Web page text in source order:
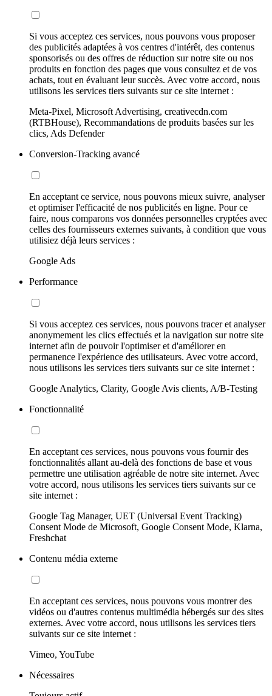
Si vous acceptez ces services, nous pouvons vous proposer
des publicités adaptées à vos centres d'intérêt, des contenus
sponsorisés ou des offres de réduction sur notre site ou nos
produits en fonction des pages que vous consultez et de vos
achats, tout en évaluant leur succès. Avec votre accord, nous
utilisons les services tiers suivants sur ce site internet :
Meta-Pixel, Microsoft Advertising, creativecdn.com
(RTBHouse), Recommandations de produits basées sur les
clics, Ads Defender
Conversion-Tracking avancé
En acceptant ce service, nous pouvons mieux suivre, analyser
et optimiser l'efficacité de nos publicités en ligne. Pour ce
faire, nous comparons vos données personnelles cryptées avec
celles des fournisseurs externes suivants, à condition que vous
utilisiez déjà leurs services :
Google Ads
Performance
Si vous acceptez ces services, nous pouvons tracer et analyser
anonymement les clics effectués et la navigation sur notre site
internet afin de pouvoir l'optimiser et d'améliorer en
permanence l'expérience des utilisateurs. Avec votre accord,
nous utilisons les services tiers suivants sur ce site internet :
Google Analytics, Clarity, Google Avis clients, A/B-Testing
Fonctionnalité
En acceptant ces services, nous pouvons vous fournir des
fonctionnalités allant au-delà des fonctions de base et vous
permettre une utilisation agréable de notre site internet. Avec
votre accord, nous utilisons les services tiers suivants sur ce
site internet :
Google Tag Manager, UET (Universal Event Tracking)
Consent Mode de Microsoft, Google Consent Mode, Klarna,
Freshchat
Contenu média externe
En acceptant ces services, nous pouvons vous montrer des
vidéos ou d'autres contenus multimédia hébergés sur des sites
externes. Avec votre accord, nous utilisons les services tiers
suivants sur ce site internet :
Vimeo, YouTube
Nécessaires